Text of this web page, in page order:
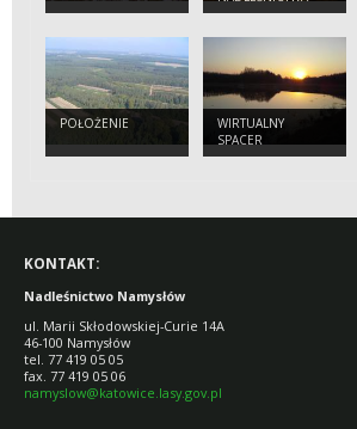
POŁOŻENIE
WIRTUALNY
SPACER
KONTAKT:
Nadleśnictwo Namysłów
ul. Marii Skłodowskiej-Curie 14A
46-100 Namysłów
tel. 77 419 05 05
fax. 77 419 05 06
namyslow@katowice.lasy.gov.pl